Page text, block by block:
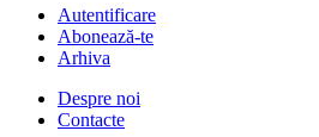
Autentificare
Abonează-te
Arhiva
Despre noi
Contacte